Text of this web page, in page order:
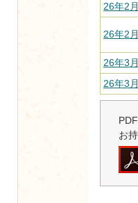
26年2
26年2
26年3
26年3
お